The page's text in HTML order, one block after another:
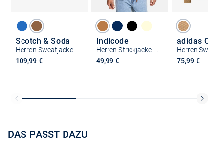
Scotch & Soda
Herren Sweatjacke
109,99 €
Indicode
Herren Strickjacke - INGuadalupe Cardigan
49,99 €
adidas
Herren
75,99 €
DAS PASST DAZU